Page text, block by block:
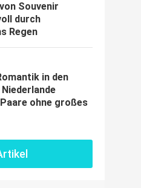
Souvenir
durch
Regen
in den
ohne großes